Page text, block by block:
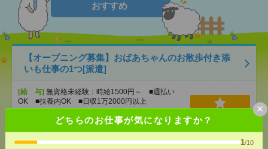
どちらのお仕事が気になりますか？
1/10
×
おすすめ
【オープニング募集】おばあちゃんのお散歩付き添
いも仕事の1つ[派遣]
[給 与] 無資格未経験：時給1500円～ ■週払い
OK ■扶養内OK ■日収1万2000円以上
巣鴨駅 / 目白駅 /北池袋駅/ …
気になる！